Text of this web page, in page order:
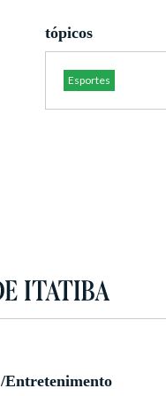
tópicos
Esportes
/Entretenimento